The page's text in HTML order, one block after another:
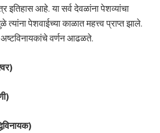
इतिहास आहे. या सर्व देवळांना पेशव्यांचा
पेशवाईच्या काळात महत्त्व प्राप्त झाले.
वर्णन आढळते.